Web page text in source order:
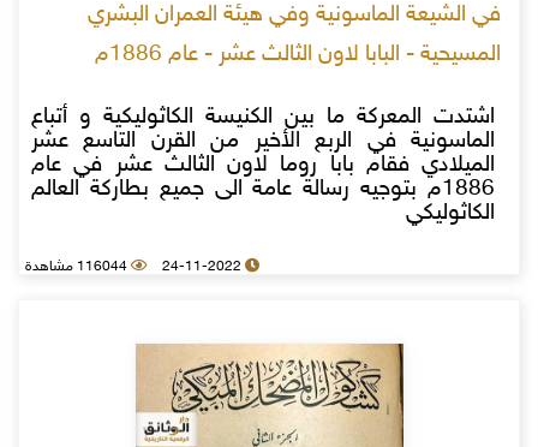
في الشيعة الماسونية وفي هيئة العمران البشري
المسيحية - البابا لاون الثالث عشر - عام 1886م
اشتدت المعركة ما بين الكنيسة الكاثوليكية و أتباع
الماسونية في الربع الأخير من القرن التاسع عشر
الميلادي فقام بابا روما لاون الثالث عشر في عام
1886م بتوجيه رسالة عامة الى جميع بطاركة العالم
الكاثوليكي
24-11-2022 116044 مشاهدة